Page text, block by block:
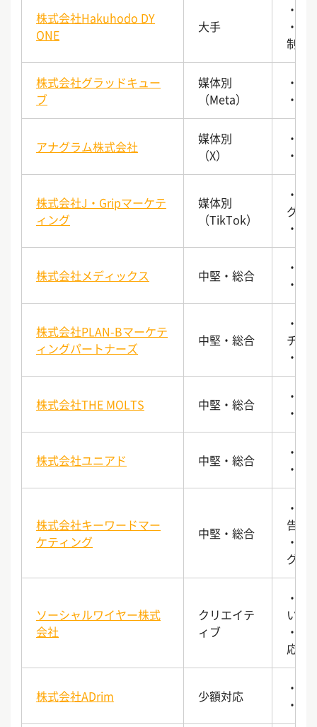
株式会社Hakuhodo DY
ONE
大手
・運
・デ
制
株式会社グラッドキュー
ブ
媒体別
（Meta）
・
・
アナグラム株式会社
媒体別
（X）
・X
・イ
株式会社J・Gripマーケテ
ィング
媒体別
（TikTok）
・サ
グ支
・
株式会社メディックス 中堅・総合
・デ
・サ
株式会社PLAN-Bマーケテ
ィングパートナーズ
中堅・総合
・
チャ
・広
株式会社THE MOLTS 中堅・総合
・デ
・プ
株式会社ユニアド 中堅・総合
・
・
株式会社キーワードマー
ケティング
中堅・総合
・
告特
・
グ」
ソーシャルワイヤー株式
会社
クリエイテ
ィブ
・
い
・イ
応
株式会社ADrim 少額対応
・小
・ユ